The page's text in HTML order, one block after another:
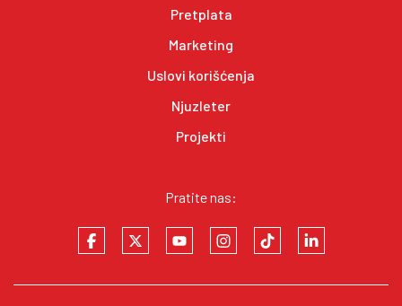
Pretplata
Marketing
Uslovi korišćenja
Njuzleter
Projekti
Pratite nas: